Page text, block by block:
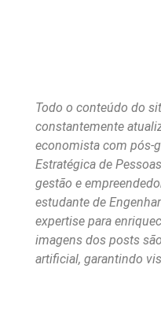
Todo o conteúdo do
constantemente
economista com pós-
Estratégica de
gestão e
estudante de
expertise para
imagens dos posts
artificial, garantindo